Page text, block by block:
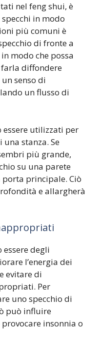
nel feng shui, è
in modo
più comuni è
di fronte a
modo che possa
diffondere
senso di
un flusso di
essere utilizzati per
stanza. Se
più grande,
su una parete
principale. Ciò
e allargherà
essere degli
l’energia dei
evitare di
Per
uno specchio di
può influire
insonnia o